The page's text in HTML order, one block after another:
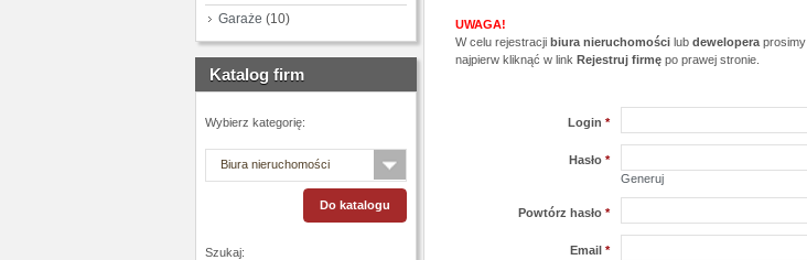
Garaże (10)
Katalog firm
Wybierz kategorię:
Biura nieruchomości
Szukaj:
UWAGA!
W celu rejestracji biura nieruchomościlub deweloperaprosimy
najpierw kliknąć w link Rejestruj firmępo prawej stronie.
Login *
Hasło*
Generuj
Powtórz hasło*
Email*